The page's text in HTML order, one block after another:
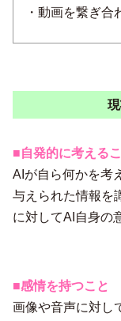
・動画を繋ぎ合
■自発的に考える
AIが自ら何かを考
与えられた情報を
に対してAI自身の
■感情を持つこと
画像や音声に対し